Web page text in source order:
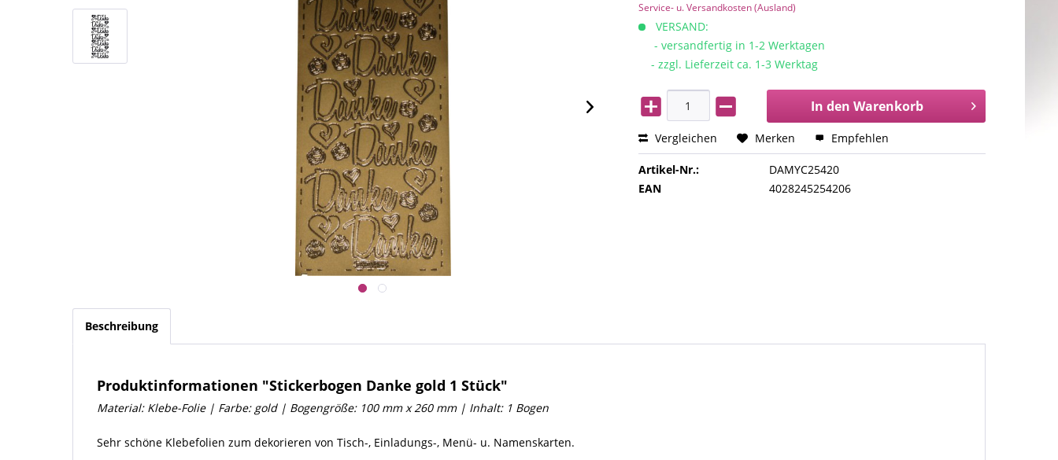
Service- u. Versandkosten (Ausland)
VERSAND:
- versandfertig in 1-2 Werktagen
- zzgl. Lieferzeit ca. 1-3 Werktag
In den Warenkorb
Vergleichen Merken Empfehlen
Artikel-Nr.:
DAMYC25420
EAN
4028245254206
Beschreibung
Produktinformationen "Stickerbogen Danke gold 1 Stück"
Material: Klebe-Folie | Farbe: gold | Bogengröße: 100 mm x 260 mm | Inhalt: 1 Bogen
Sehr schöne Klebefolien zum dekorieren von Tisch-, Einladungs-, Menü- u. Namenskarten.